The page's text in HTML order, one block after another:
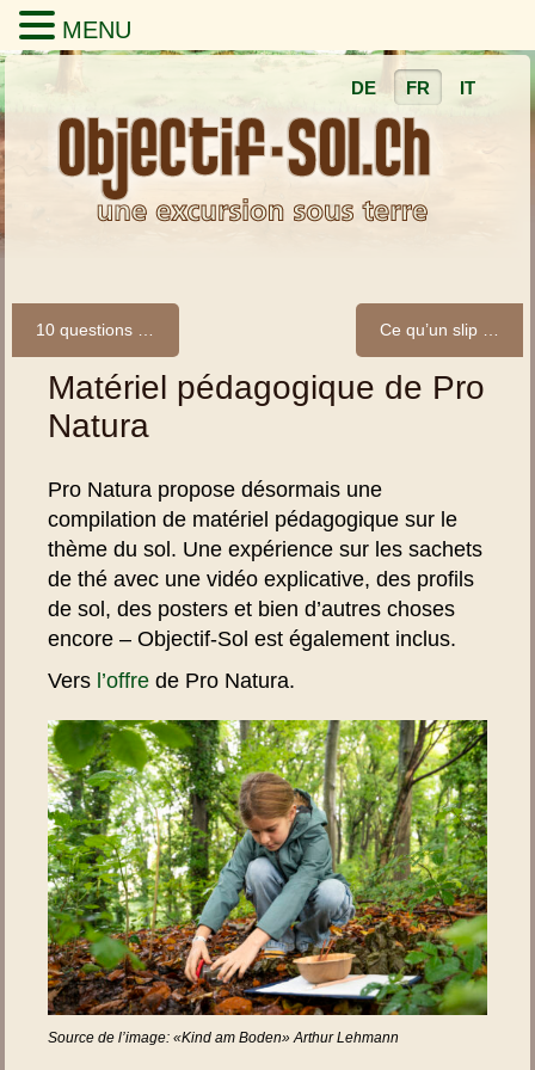
DE FR IT
10 questions sur le collembole Ce qu’un slip dit du sol
Matériel pédagogique de Pro
Natura
Pro Natura propose désormais une
compilation de matériel pédagogique sur le
thème du sol. Une expérience sur les sachets
de thé avec une vidéo explicative, des profils
de sol, des posters et bien d’autres choses
encore – Objectif-Sol est également inclus.
Vers l’offrede Pro Natura.
Source de l’image: «Kind am Boden» Arthur Lehmann
MENU